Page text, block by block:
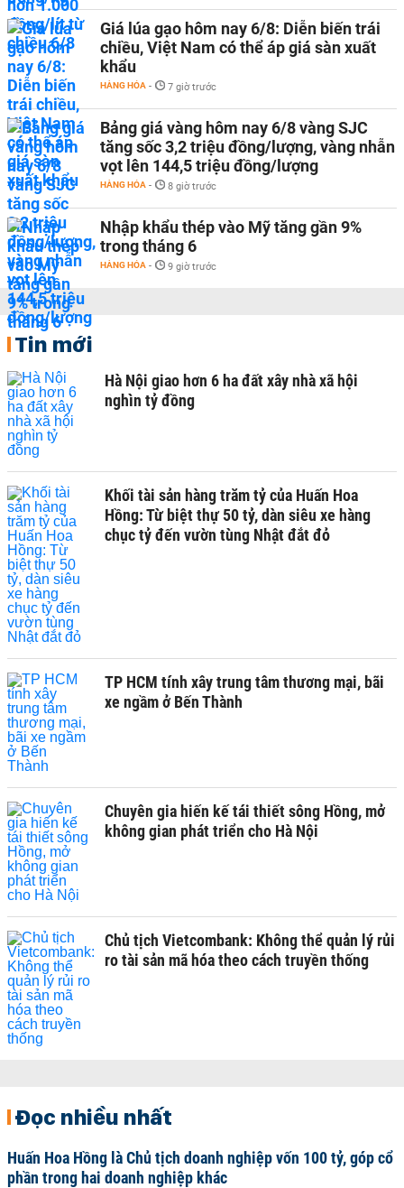
Giá lúa gạo hôm nay 6/8: Diễn biến trái
chiều, Việt Nam có thể áp giá sàn xuất
khẩu
HÀNG HÓA - 7 giờ trước
Bảng giá vàng hôm nay 6/8 vàng SJC
tăng sốc 3,2 triệu đồng/lượng, vàng nhẫn
vọt lên 144,5 triệu đồng/lượng
HÀNG HÓA - 8 giờ trước
Nhập khẩu thép vào Mỹ tăng gần 9%
trong tháng 6
HÀNG HÓA - 9 giờ trước
Tin mới
Hà Nội giao hơn 6 ha đất xây nhà xã hội
nghìn tỷ đồng
Khối tài sản hàng trăm tỷ của Huấn Hoa
Hồng: Từ biệt thự 50 tỷ, dàn siêu xe hàng
chục tỷ đến vườn tùng Nhật đắt đỏ
TP HCM tính xây trung tâm thương mại, bãi
xe ngầm ở Bến Thành
Chuyên gia hiến kế tái thiết sông Hồng, mở
không gian phát triển cho Hà Nội
Chủ tịch Vietcombank: Không thể quản lý rủi
ro tài sản mã hóa theo cách truyền thống
Đọc nhiều nhất
Huấn Hoa Hồng là Chủ tịch doanh nghiệp vốn 100 tỷ, góp cổ
phần trong hai doanh nghiệp khác